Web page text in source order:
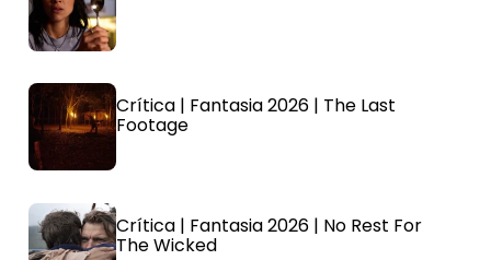
Crítica | Fantasia 2026 | The Last
Footage
Crítica | Fantasia 2026 | No Rest For
The Wicked